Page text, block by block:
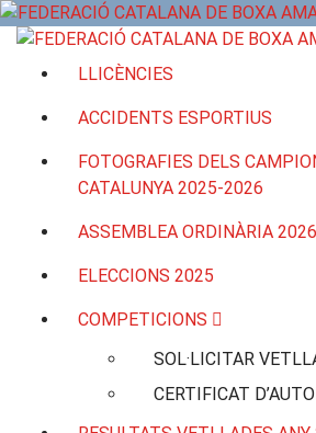
Vés
LLICÈNCIES
ACCIDENTS ESPORTIUS
FOTOGRAFIES DELS
CATALUNYA 2025-2026
ASSEMBLEA ORDINÀRIA 2026
ELECCIONS 2025
COMPETICIONS
SOL·LICITAR
CERTIFICAT